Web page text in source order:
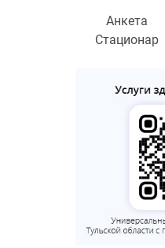
Анкета
Стационар